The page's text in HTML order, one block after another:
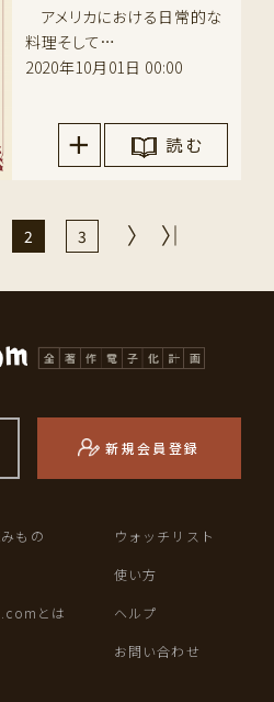
アメリカにおける日常的な
料理そして…
2020年10月01日 00:00
読 む
2 3
新規会員登録
もの
とは
ウォッチリスト
使い方
ヘルプ
お問い合わせ